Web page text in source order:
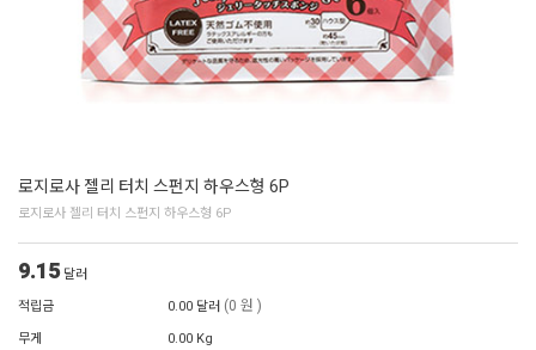
로지로사 젤리 터치 스펀지 하우스형 6P
로지로사 젤리 터치 스펀지 하우스형 6P
9.15 달러
적립금
0.00 달러 (0 원 )
무게 0.00 Kg